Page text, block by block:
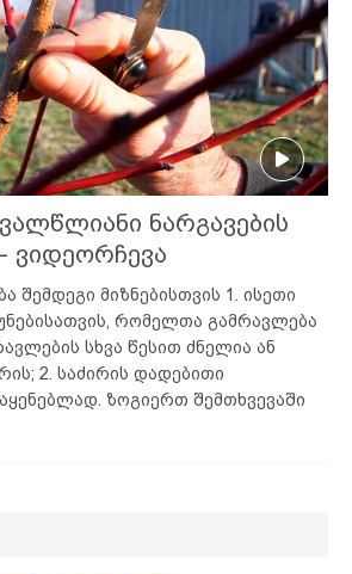
ნარგავების
ვიდეორჩევა
შემდეგი მიზნებისთვის 1. ისეთი
რომელთა გამრავლება
სხვა წესით ძნელია ან
2. საძირის დადებითი
ზოგიერთ შემთხვევაში